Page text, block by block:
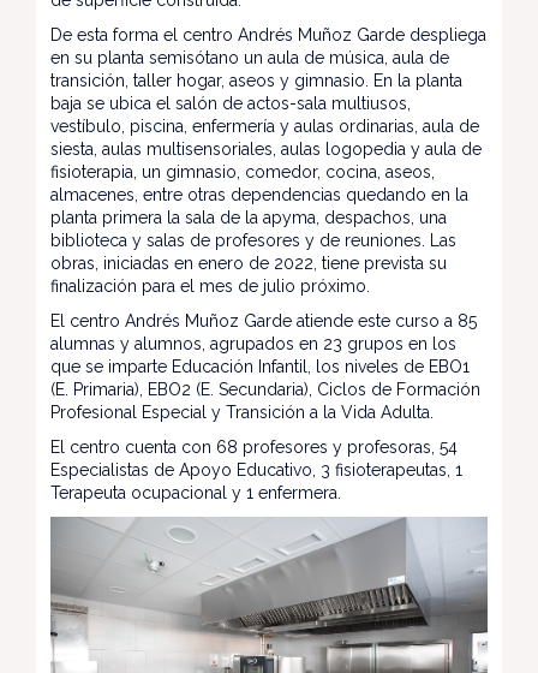
De esta forma el centro Andrés Muñoz Garde despliega
en su planta semisótano un aula de música, aula de
transición, taller hogar, aseos y gimnasio. En la planta
baja se ubica el salón de actos-sala multiusos,
vestíbulo, piscina, enfermería y aulas ordinarias, aula de
siesta, aulas multisensoriales, aulas logopedia y aula de
fisioterapia, un gimnasio, comedor, cocina, aseos,
almacenes, entre otras dependencias quedando en la
planta primera la sala de la apyma, despachos, una
biblioteca y salas de profesores y de reuniones. Las
obras, iniciadas en enero de 2022, tiene prevista su
finalización para el mes de julio próximo.
El centro Andrés Muñoz Garde atiende este curso a 85
alumnas y alumnos, agrupados en 23 grupos en los
que se imparte Educación Infantil, los niveles de EBO1
(E. Primaria), EBO2 (E. Secundaria), Ciclos de Formación
Profesional Especial y Transición a la Vida Adulta.
El centro cuenta con 68 profesores y profesoras, 54
Especialistas de Apoyo Educativo, 3 fisioterapeutas, 1
Terapeuta ocupacional y 1 enfermera.